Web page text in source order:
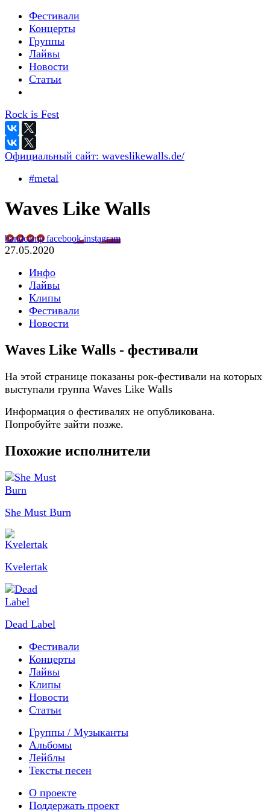
Фестивали
Концерты
Группы
Лайвы
Новости
Статьи
Rock is Fest
Официальный сайт: waveslikewalls.de/
#metal
Waves Like Walls
bandcampfacebookinstagram
27.05.2020
Инфо
Лайвы
Клипы
Фестивали
Новости
Waves Like Walls - фестивали
На этой странице показаны рок-фестивали на которых
выступали группа Waves Like Walls
Информация о фестивалях не опубликована.
Попробуйте зайти позже.
Похожие исполнители
She Must Burn
Kvelertak
Dead Label
Фестивали
Концерты
Лайвы
Клипы
Новости
Статьи
Группы / Музыканты
Альбомы
Лейблы
Тексты песен
О проекте
Поддержать проект